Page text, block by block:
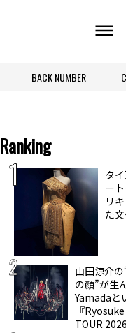
BACK NUMBER
Ranking
タ
ー
リ
た
山田涼介
の顔”が生
Yamadaと
『
TOUR 2026